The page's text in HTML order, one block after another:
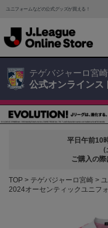
ユニフォームなどの公式グッズが買える！
テゲバジャーロ宮崎
公式オンラインス
平日午前10
ご購入の際
TOP テゲバジャーロ宮崎
2024オーセンティックユニフ